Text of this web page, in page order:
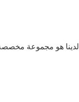
هو مجموعة